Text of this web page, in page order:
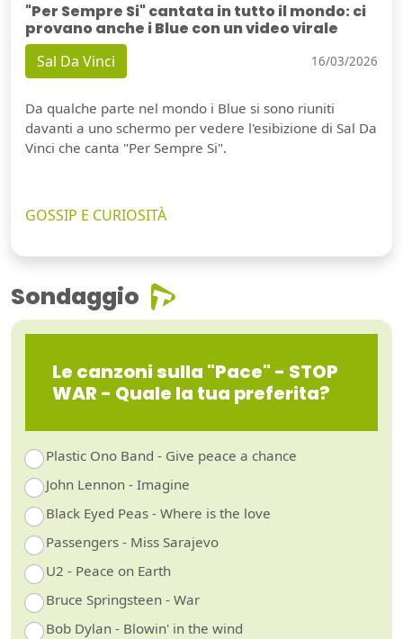
"Per Sempre Si" cantata in tutto il mondo: ci
provano anche i Blue con un video virale
Sal Da Vinci 16/03/2026
Da qualche parte nel mondo i Blue si sono riuniti
davanti a uno schermo per vedere l'esibizione di Sal Da
Vinci che canta "Per Sempre Si".
GOSSIP E CURIOSITÀ
Sondaggio
Le canzoni sulla "Pace" - STOP
WAR - Quale la tua preferita?
Plastic Ono Band - Give peace a chance
John Lennon - Imagine
Black Eyed Peas - Where is the love
Passengers - Miss Sarajevo
U2 - Peace on Earth
Bruce Springsteen - War
Bob Dylan - Blowin' in the wind